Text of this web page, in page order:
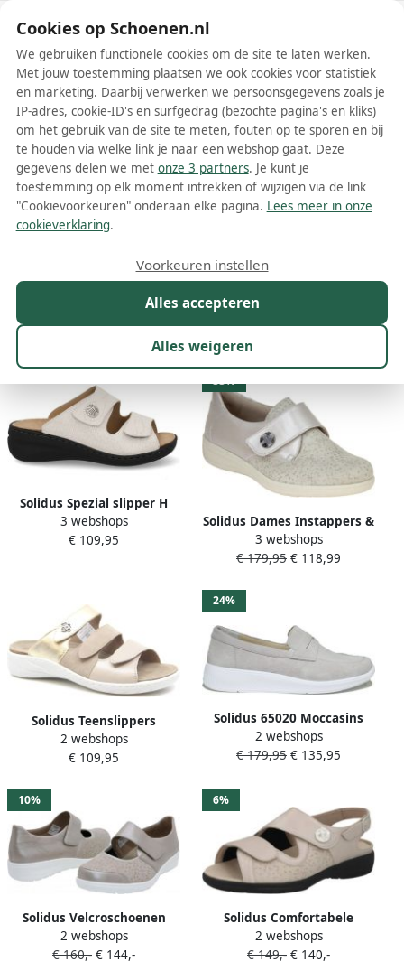
Schoenen.nl
Wis filters Alle filters
Beige solidus damesschoenen
Meer lezen
Kleur 1
128 resultaten:
Solidus Spezial slipper H
platino metallic Kleur
Metallic)
3 webshops
€ 109,95
33%
Solidus Dames Instappers &
Ballerina's Kate Astratto
Perl Platina
3 webshops
€ 179,95 € 118,99
Solidus Teenslippers
Wellness Spezial
2 webshops
€ 109,95
24%
Solidus 65020 Moccasins
2 webshops
€ 179,95 € 135,95
10%
Solidus Velcroschoenen
kate perlato sabbia
velcroschoen
2 webshops
€ 160,- € 144,-
6%
Solidus Comfortabele
damessandalen in effen
kleuren
2 webshops
€ 149,- € 140,-
Cookies op Schoenen.nl
We gebruiken functionele cookies om de site te laten werken.
Met jouw toestemming plaatsen we ook cookies voor statistiek
en marketing. Daarbij verwerken we persoonsgegevens zoals je
IP-adres, cookie-ID's en surfgedrag (bezochte pagina's en kliks)
om het gebruik van de site te meten, fouten op te sporen en bij
te houden via welke link je naar een webshop gaat. Deze
gegevens delen we met onze 3 partners. Je kunt je
toestemming op elk moment intrekken of wijzigen via de link
"Cookievoorkeuren" onderaan elke pagina. Lees meer in onze
cookieverklaring.
Alles accepteren
Alles weigeren
Voorkeuren instellen